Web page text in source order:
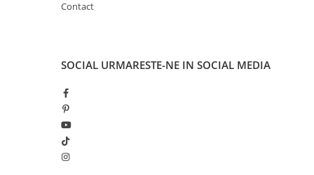
Contact
SOCIAL URMARESTE-NE IN SOCIAL MEDIA